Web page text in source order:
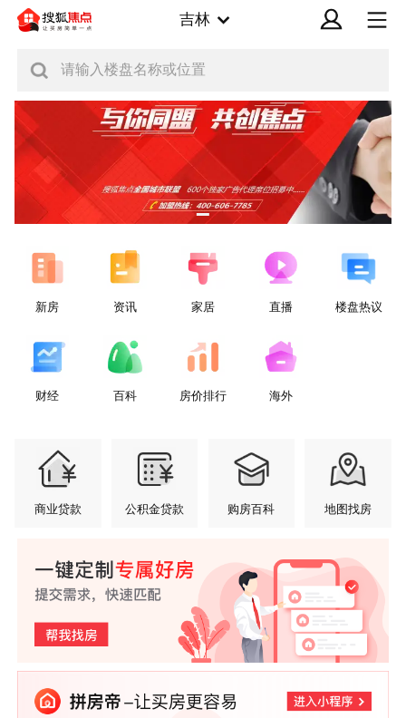
吉林
请输入楼盘名称或位置
新房 资讯 家居 直播 楼盘热议
财经 百科 房价排行 海外
商业贷款 公积金贷款 购房百科 地图找房